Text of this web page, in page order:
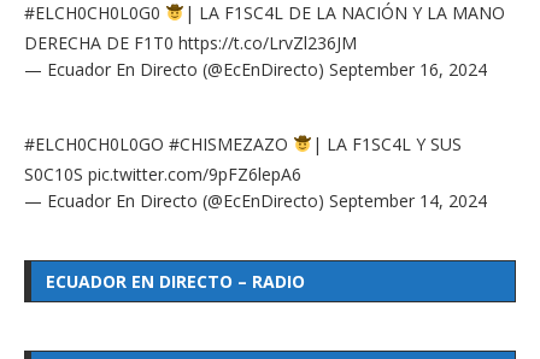
#ELCH0CH0L0G0
| LA F1SC4L DE LA NACIÓN Y LA MANO
DERECHA DE F1T0 https://t.co/LrvZl236JM
— Ecuador En Directo (@EcEnDirecto) September 16, 2024
#ELCH0CH0L0GO #CHISMEZAZO
| LA F1SC4L Y SUS
S0C10S pic.twitter.com/9pFZ6lepA6
— Ecuador En Directo (@EcEnDirecto) September 14, 2024
ECUADOR EN DIRECTO – RADIO